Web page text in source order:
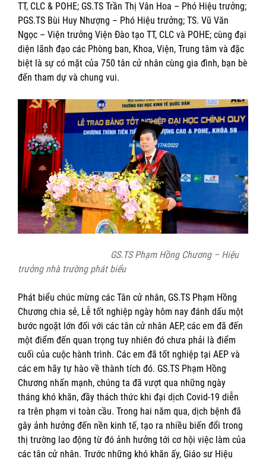
TT, CLC & POHE; GS.TS Trần Thị Vân Hoa – Phó Hiệu trưởng;
PGS.TS Bùi Huy Nhượng – Phó Hiệu trưởng; TS. Vũ Văn
Ngọc – Viện trưởng Viện Đào tạo TT, CLC và POHE; cùng đại
diện lãnh đạo các Phòng ban, Khoa, Viện, Trung tâm và đặc
biệt là sự có mặt của 750 tân cử nhân cùng gia đình, bạn bè
đến tham dự và chung vui.
GS.TS Phạm Hồng Chương – Hiệu
trưởng nhà trường phát biểu
Phát biểu chúc mừng các Tân cử nhân, GS.TS Phạm Hồng
Chương chia sẻ, Lễ tốt nghiệp ngày hôm nay đánh dấu một
bước ngoặt lớn đối với các tân cử nhân AEP, các em đã đến
một điểm đến quan trọng tuy nhiên đó chưa phải là điểm
cuối của cuộc hành trình. Các em đã tốt nghiệp tại AEP và
các em hãy tự hào về thành tích đó. GS.TS Phạm Hồng
Chương nhấn mạnh, chúng ta đã vượt qua những ngày
tháng khó khăn, đầy thách thức khi đại dịch Covid-19 diễn
ra trên phạm vi toàn cầu. Trong hai năm qua, dịch bệnh đã
gây ảnh hưởng đến nền kinh tế, tạo ra nhiều biến đổi trong
thị trường lao động từ đó ảnh hưởng tới cơ hội việc làm của
các tân cử nhân. Trước những khó khăn ấy, Giáo sư Hiệu